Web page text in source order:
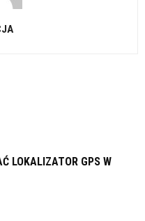
LOKALIZATOR GPS W